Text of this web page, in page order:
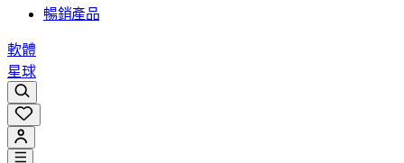
暢銷產品
軟體
星球